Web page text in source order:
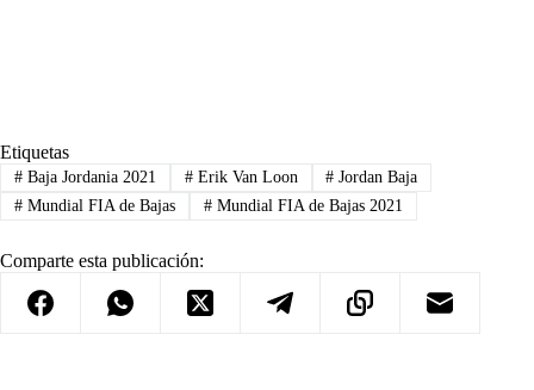
Etiquetas
#Baja Jordania 2021 #Erik Van Loon # Jordan Baja
#Mundial FIA de Bajas #Mundial FIA de Bajas 2021
Comparte esta publicación: